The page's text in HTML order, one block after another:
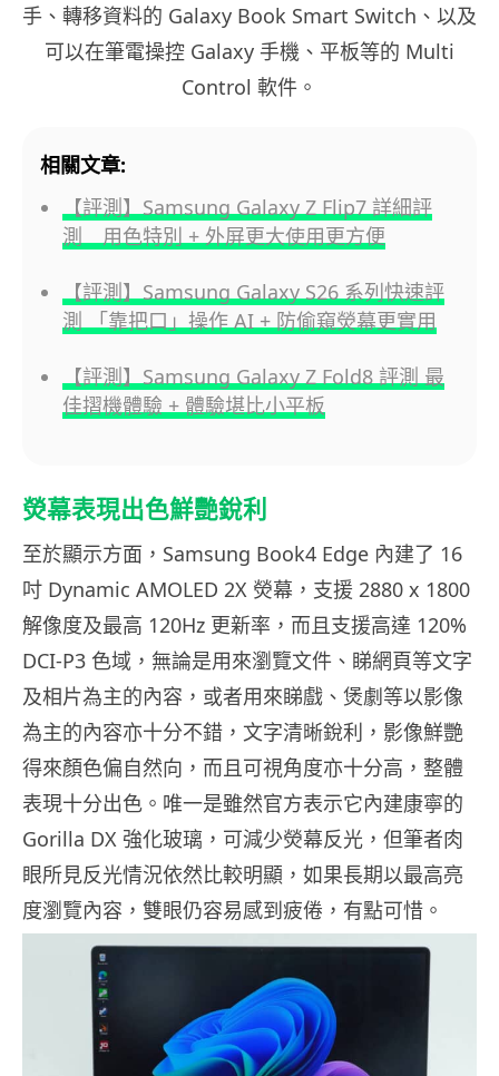
手、轉移資料的 Galaxy Book Smart Switch、以及
可以在筆電操控 Galaxy 手機、平板等的 Multi
Control 軟件。
相關文章:
【評測】Samsung Galaxy Z Flip7 詳細評
測 用色特別 + 外屏更大使用更方便
【評測】Samsung Galaxy S26 系列快速評
測 「靠把口」操作 AI + 防偷窺熒幕更實用
【評測】Samsung Galaxy Z Fold8 評測 最
佳摺機體驗 + 體驗堪比小平板
熒幕表現出色鮮艷銳利
至於顯示方面，Samsung Book4 Edge 內建了 16
吋 Dynamic AMOLED 2X 熒幕，支援 2880 x 1800
解像度及最高 120Hz 更新率，而且支援高達 120%
DCI-P3 色域，無論是用來瀏覽文件、睇網頁等文字
及相片為主的內容，或者用來睇戲、煲劇等以影像
為主的內容亦十分不錯，文字清晰銳利，影像鮮艷
得來顏色偏自然向，而且可視角度亦十分高，整體
表現十分出色。唯一是雖然官方表示它內建康寧的
Gorilla DX 強化玻璃，可減少熒幕反光，但筆者肉
眼所見反光情況依然比較明顯，如果長期以最高亮
度瀏覽內容，雙眼仍容易感到疲倦，有點可惜。